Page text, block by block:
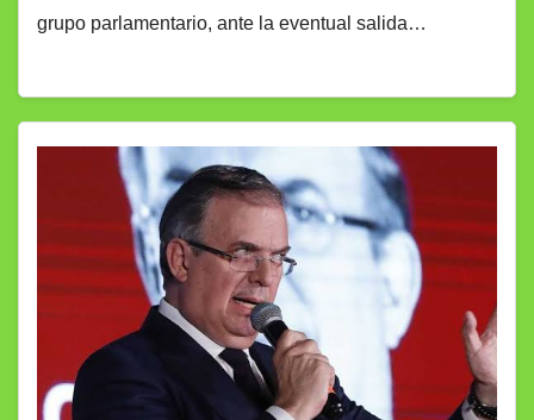
grupo parlamentario, ante la eventual salida…